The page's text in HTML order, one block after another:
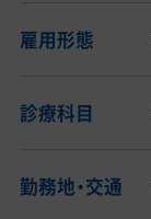
雇用形態
診療科目
勤務地・交通